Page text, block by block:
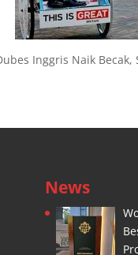
Inggris Naik
News